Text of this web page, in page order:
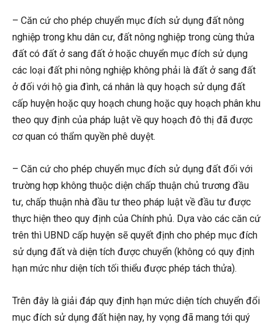
– Căn cứ cho phép chuyển mục đích sử dụng đất nông
nghiệp trong khu dân cư, đất nông nghiệp trong cùng thửa
đất có đất ở sang đất ở hoặc chuyển mục đích sử dụng
các loại đất phi nông nghiệp không phải là đất ở sang đất
ở đối với hộ gia đình, cá nhân là quy hoạch sử dụng đất
cấp huyện hoặc quy hoạch chung hoặc quy hoạch phân khu
theo quy định của pháp luật về quy hoạch đô thị đã được
cơ quan có thẩm quyền phê duyệt.
– Căn cứ cho phép chuyển mục đích sử dụng đất đối với
trường hợp không thuộc diện chấp thuận chủ trương đầu
tư, chấp thuận nhà đầu tư theo pháp luật về đầu tư được
thực hiện theo quy định của Chính phủ. Dựa vào các căn cứ
trên thì UBND cấp huyện sẽ quyết định cho phép mục đích
sử dụng đất và diện tích được chuyển (không có quy định
hạn mức như diện tích tối thiểu được phép tách thửa).
Trên đây là giải đáp quy định hạn mức diện tích chuyển đổi
mục đích sử dụng đất hiện nay, hy vọng đã mang tới quý